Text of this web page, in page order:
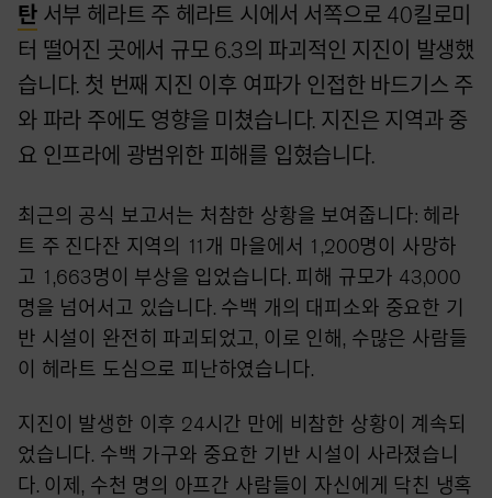
탄서부 헤라트 주 헤라트 시에서 서쪽으로 40킬로미
터 떨어진 곳에서 규모 6.3의 파괴적인 지진이 발생했
습니다. 첫 번째 지진 이후 여파가 인접한 바드기스 주
와 파라 주에도 영향을 미쳤습니다. 지진은 지역과 중
요 인프라에 광범위한 피해를 입혔습니다.
최근의 공식 보고서는 처참한 상황을 보여줍니다: 헤라
트 주 진다잔 지역의 11개 마을에서 1,200명이 사망하
고 1,663명이 부상을 입었습니다. 피해 규모가 43,000
명을 넘어서고 있습니다. 수백 개의 대피소와 중요한 기
반 시설이 완전히 파괴되었고, 이로 인해, 수많은 사람들
이 헤라트 도심으로 피난하였습니다.
지진이 발생한 이후 24시간 만에 비참한 상황이 계속되
었습니다. 수백 가구와 중요한 기반 시설이 사라졌습니
다. 이제, 수천 명의 아프간 사람들이 자신에게 닥친 냉혹